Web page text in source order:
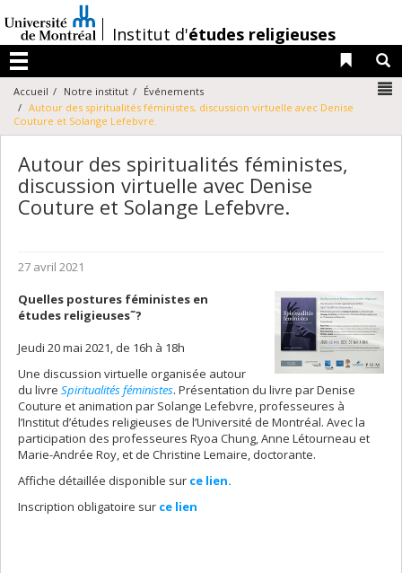
au
contenu
/Institut d'études religieuses
Menu
Liens
Accueil Notre institut
Événements
Autour des spiritualités féministes, discussion virtuelle avec Denise
Couture et Solange Lefebvre.
Autour des spiritualités féministes,
discussion virtuelle avec Denise
Couture et Solange Lefebvre.
27 avril 2021
Quelles postures féministes en
études religieuses˜?
Jeudi 20 mai 2021, de 16h à 18h
Une discussion virtuelle organisée autour
du livre Spiritualités féministes. Présentation du livre par Denise
Couture et animation par Solange Lefebvre, professeures à
l’Institut d’études religieuses de l’Université de Montréal. Avec la
participation des professeures Ryoa Chung, Anne Létourneau et
Marie-Andrée Roy, et de Christine Lemaire, doctorante.
Affiche détaillée disponible sur ce lien.
Inscription obligatoire sur ce lien